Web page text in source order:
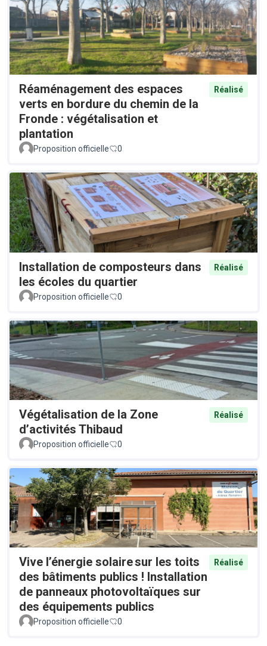
Réaménagement des espaces
verts en bordure du chemin de la
Fronde : végétalisation et
plantation
Réalisé
Proposition officielle 0
Installation de composteurs dans
les écoles du quartier
Réalisé
Proposition officielle 0
Végétalisation de la Zone
d’activités Thibaud
Réalisé
Proposition officielle 0
Vive l’énergie solaire sur les toits
des bâtiments publics ! Installation
de panneaux photovoltaïques sur
des équipements publics
Réalisé
Proposition officielle 0